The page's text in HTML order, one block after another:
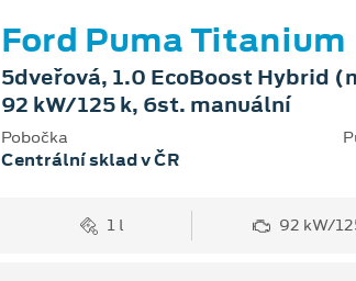
Ford Puma Titanium
5dveřová, 1.0 EcoBoost Hybrid
92 kW/125 k, 6st. manuální
Pobočka
Centrální sklad v ČR
1 l 92 kW/